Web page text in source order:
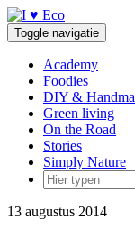
Doorgaan
naar
inhoud
Toggle navigatie
Academy
Foodies
DIY &
Green living
On the Road
Stories
Simply Nature
13 augustus 2014